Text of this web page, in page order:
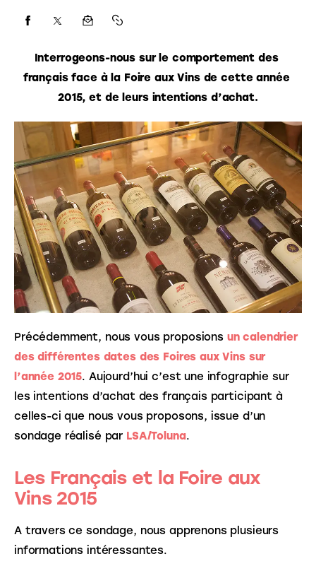
Interrogeons-nous sur le comportement des
français face à la Foire aux Vins de cette année
2015, et de leurs intentions d’achat.
Précédemment, nous vous proposions un calendrier
des différentes dates des Foires aux Vins sur
l’année 2015. Aujourd’hui c’est une infographie sur
les intentions d’achat des français participant à
celles-ci que nous vous proposons, issue d’un
sondage réalisé par LSA/Toluna.
Les Français et la Foire aux
Vins 2015
A travers ce sondage, nous apprenons plusieurs
informations intéressantes.